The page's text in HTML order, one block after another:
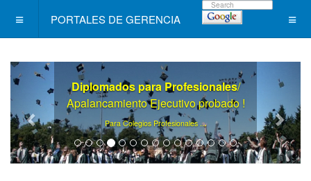
PORTALES DE GERENCIA
Diplomados para Profesionales/
Apalancamiento Ejecutivo probado !
Para Colegios Profesionales ...